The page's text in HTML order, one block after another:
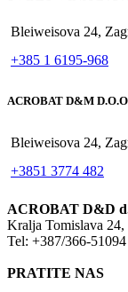
Bleiweisova 24,
+385 1 6195-968
ACROBAT D&M
Bleiweisova 24,
+3851 3774 482
ACROBAT D&D
Kralja Tomislava
Tel: +387/366-
PRATITE NAS